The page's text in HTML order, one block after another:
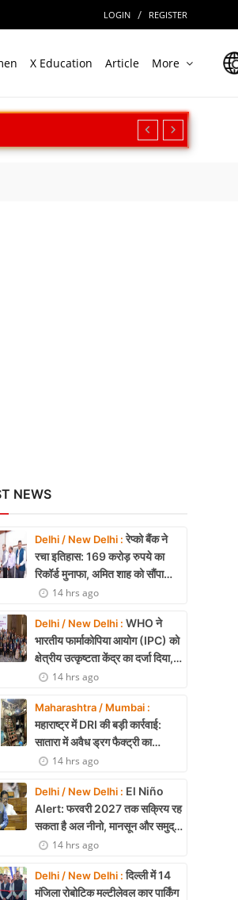
LOGIN / REGISTER
X Education Article More
NEWS
Delhi / New Delhi :रेप्को बैंक ने
रचा इतिहास: 169 करोड़ रुपये का
रिकॉर्ड मुनाफा, अमित शाह को सौंपा
22.90 करोड़ का लाभांश
14 hrs ago
Delhi / New Delhi : WHO ने
भारतीय फार्माकोपिया आयोग (IPC) को
क्षेत्रीय उत्कृष्टता केंद्र का दर्जा दिया,
दक्षिण-पूर्व एशिया में भारत की बड़ी
14 hrs ago
Maharashtra / Mumbai :
महाराष्ट्र में DRI की बड़ी कार्रवाई:
सातारा में अवैध ड्रग फैक्ट्री का
भंडाफोड़, अल्प्राजोलम और डायजेपाम
14 hrs ago
Delhi / New Delhi : El Niño
Alert: फरवरी 2027 तक सक्रिय रह
सकता है अल नीनो, मानसून और समुद्री
पारिस्थितिकी पर असर की आशंका
14 hrs ago
Delhi / New Delhi :दिल्ली में 14
मंजिला रोबोटिक मल्टीलेवल कार पार्किंग